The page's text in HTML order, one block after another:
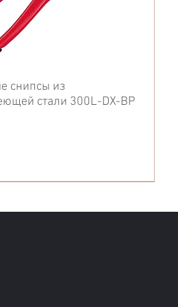
снипсы из
стали 300L-DX-BP